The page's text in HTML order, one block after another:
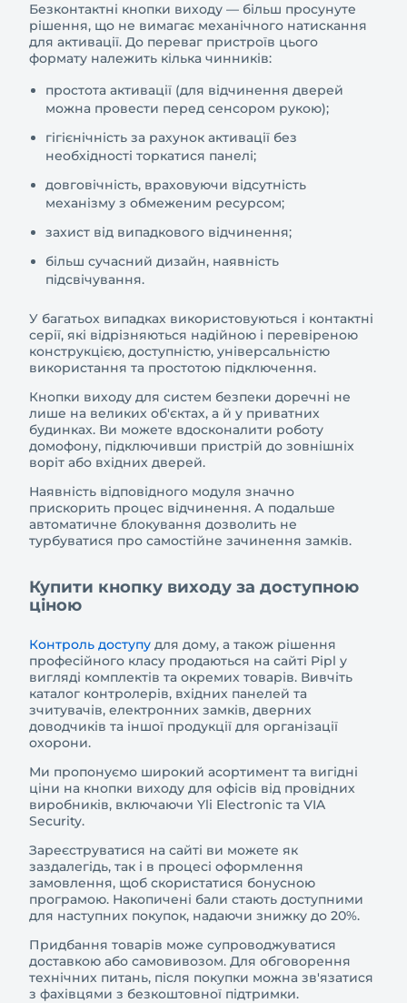
Безконтактні кнопки виходу — більш просунуте
рішення, що не вимагає механічного натискання
для активації. До переваг пристроїв цього
формату належить кілька чинників:
простота активації (для відчинення дверей
можна провести перед сенсором рукою);
гігієнічність за рахунок активації без
необхідності торкатися панелі;
довговічність, враховуючи відсутність
механізму з обмеженим ресурсом;
захист від випадкового відчинення;
більш сучасний дизайн, наявність
підсвічування.
У багатьох випадках використовуються і контактні
серії, які відрізняються надійною і перевіреною
конструкцією, доступністю, універсальністю
використання та простотою підключення.
Кнопки виходу для систем безпеки доречні не
лише на великих об'єктах, а й у приватних
будинках. Ви можете вдосконалити роботу
домофону, підключивши пристрій до зовнішніх
воріт або вхідних дверей.
Наявність відповідного модуля значно
прискорить процес відчинення. А подальше
автоматичне блокування дозволить не
турбуватися про самостійне зачинення замків.
Купити кнопку виходу за доступною
ціною
Контроль доступу для дому, а також рішення
професійного класу продаються на сайті Pipl у
вигляді комплектів та окремих товарів. Вивчіть
каталог контролерів, вхідних панелей та
зчитувачів, електронних замків, дверних
доводчиків та іншої продукції для організації
охорони.
Ми пропонуємо широкий асортимент та вигідні
ціни на кнопки виходу для офісів від провідних
виробників, включаючи Yli Electronic та VIA
Security.
Зареєструватися на сайті ви можете як
заздалегідь, так і в процесі оформлення
замовлення, щоб скористатися бонусною
програмою. Накопичені бали стають доступними
для наступних покупок, надаючи знижку до 20%.
Придбання товарів може супроводжуватися
доставкою або самовивозом. Для обговорення
технічних питань, після покупки можна зв'язатися
з фахівцями з безкоштовної підтримки.